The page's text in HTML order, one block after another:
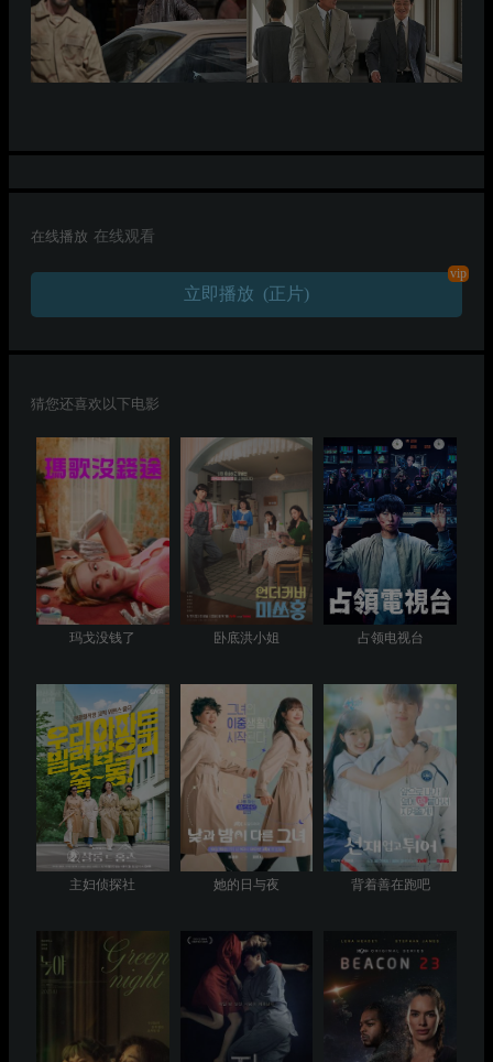
在线播放 在线观看
立即播放 (正片)
vip
猜您还喜欢以下电影
玛戈没钱了 卧底洪小姐 占领电视台
主妇侦探社 她的日与夜 背着善在跑吧